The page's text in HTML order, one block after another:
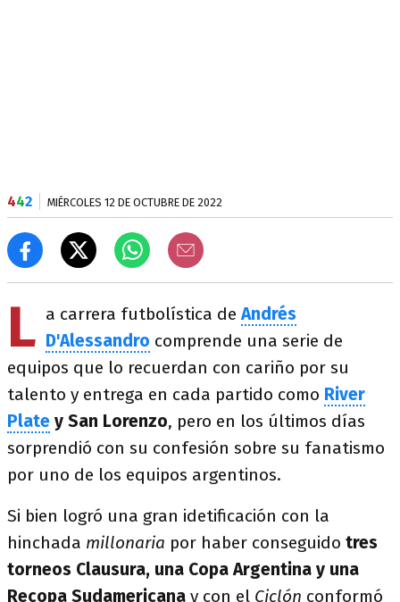
442 MIÉRCOLES 12 DE OCTUBRE DE 2022
L a carrera futbolística deAndrés
D'Alessandro comprende una serie de
equipos que lo recuerdan con cariño por su
talento y entrega en cada partido como River
Plate y San Lorenzo, pero en los últimos días
sorprendió con su confesión sobre su fanatismo
por uno de los equipos argentinos.
Si bien logró una gran idetificación con la
hinchada millonaria por haber conseguido tres
torneos Clausura, una Copa Argentina y una
Recopa Sudamericana y con el Ciclón conformó